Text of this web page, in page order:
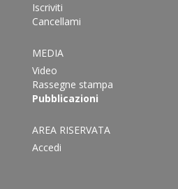
Iscriviti
Cancellami
MEDIA
Video
Rassegne stampa
Pubblicazioni
AREA RISERVATA
Accedi